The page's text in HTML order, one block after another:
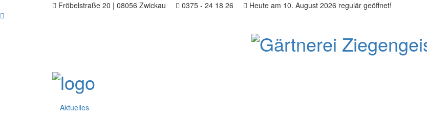
Fröbelstraße 20 | 08056 Zwickau 0375 - 24 18 26 Heute am 10. August 2026 regulär geöffnet!
Aktuelles